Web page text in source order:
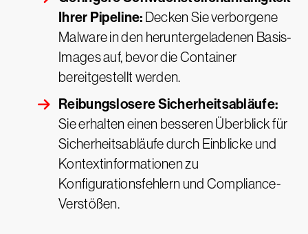
Ihrer Pipeline: Decken Sie verborgene
Malware in den heruntergeladenen Basis-
Images auf, bevor die Container
bereitgestellt werden.
Reibungslosere Sicherheitsabläufe:
Sie erhalten einen besseren Überblick für
Sicherheitsabläufe durch Einblicke und
Kontextinformationen zu
Konfigurationsfehlern und Compliance-
Verstößen.